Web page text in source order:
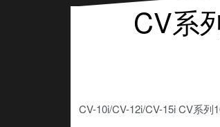
CV系
CV-10i/CV-12i/CV-15i CV系